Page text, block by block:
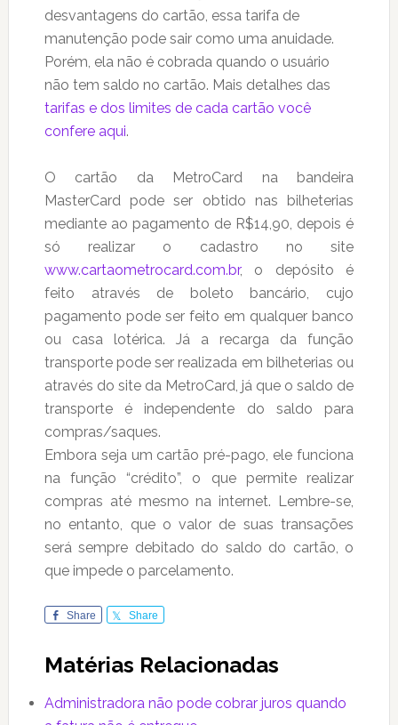
desvantagens do cartão, essa tarifa de
manutenção pode sair como uma anuidade.
Porém, ela não é cobrada quando o usuário
não tem saldo no cartão. Mais detalhes das
tarifas e dos limites de cada cartão você
confere aqui.
O cartão da MetroCard na bandeira
MasterCard pode ser obtido nas bilheterias
mediante ao pagamento de R$14,90, depois é
só realizar o cadastro no site
www.cartaometrocard.com.br, o depósito é
feito através de boleto bancário, cujo
pagamento pode ser feito em qualquer banco
ou casa lotérica. Já a recarga da função
transporte pode ser realizada em bilheterias ou
através do site da MetroCard, já que o saldo de
transporte é independente do saldo para
compras/saques.
Embora seja um cartão pré-pago, ele funciona
na função “crédito”, o que permite realizar
compras até mesmo na internet. Lembre-se,
no entanto, que o valor de suas transações
será sempre debitado do saldo do cartão, o
que impede o parcelamento.
Share Share
Matérias Relacionadas
Administradora não pode cobrar juros quando